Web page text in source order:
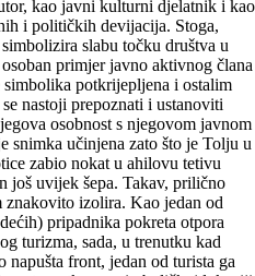
kao javni kulturni djelatnik i kao
i političkih devijacija. Stoga,
slabu točku društva u
primjer javno aktivnog člana
potkrijepljena i ostalim
nastoji prepoznati i ustanoviti
osobnost s njegovom javnom
snimka učinjena zato što je Tolju u
zabio nokat u ahilovu tetivu
još uvijek šepa. Takav, prilično
znakovito izolira. Kao jedan od
pripadnika pokreta otpora
turizma, sada, u trenutku kad
napušta front, jedan od turista ga